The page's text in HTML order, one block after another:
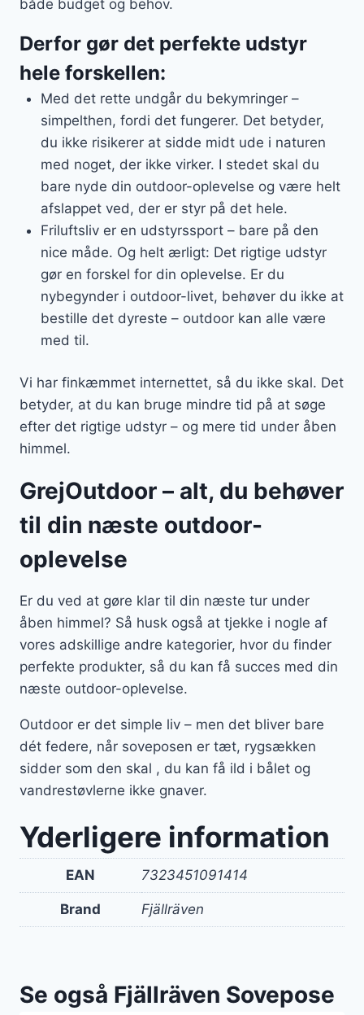
både budget og behov.
Derfor gør det perfekte udstyr
hele forskellen:
Med det rette undgår du bekymringer –
simpelthen, fordi det fungerer. Det betyder,
du ikke risikerer at sidde midt ude i naturen
med noget, der ikke virker. I stedet skal du
bare nyde din outdoor-oplevelse og være helt
afslappet ved, der er styr på det hele.
Friluftsliv er en udstyrssport – bare på den
nice måde. Og helt ærligt: Det rigtige udstyr
gør en forskel for din oplevelse. Er du
nybegynder i outdoor-livet, behøver du ikke at
bestille det dyreste – outdoor kan alle være
med til.
Vi har finkæmmet internettet, så du ikke skal. Det
betyder, at du kan bruge mindre tid på at søge
efter det rigtige udstyr – og mere tid under åben
himmel.
GrejOutdoor – alt, du behøver
til din næste outdoor-
oplevelse
Er du ved at gøre klar til din næste tur under
åben himmel? Så husk også at tjekke i nogle af
vores adskillige andre kategorier, hvor du finder
perfekte produkter, så du kan få succes med din
næste outdoor-oplevelse.
Outdoor er det simple liv – men det bliver bare
dét federe, når soveposen er tæt, rygsækken
sidder som den skal , du kan få ild i bålet og
vandrestøvlerne ikke gnaver.
Yderligere information
EAN 7323451091414
Brand Fjällräven
Se også Fjällräven Sovepose